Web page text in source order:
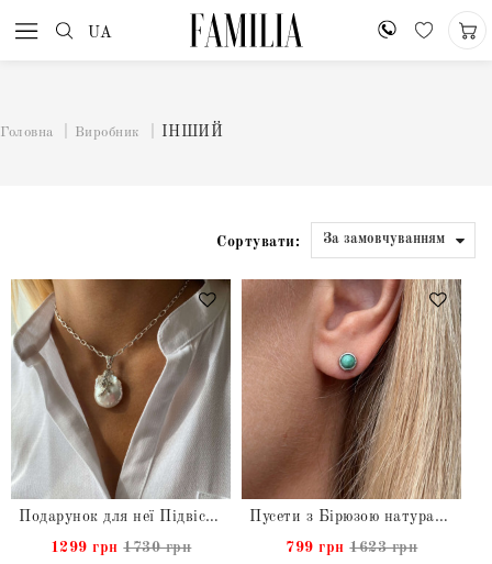
UA
Головна Виробник ІНШИЙ
Сортувати:
Подарунок для неї Підвіска з Перлиною Бароко натуральна на ланцюжку
1299 грн 1730 грн
Пусети з Бірюзою натуральною в сріблі
799 грн 1623 грн